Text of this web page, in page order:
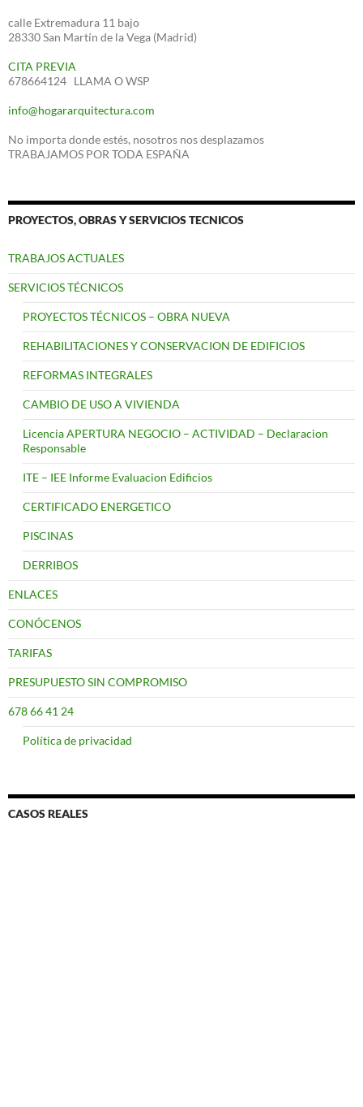
calle Extremadura 11 bajo
28330 San Martín de la Vega (Madrid)
CITA PREVIA
678664124 LLAMA O WSP
info@hogararquitectura.com
No importa donde estés, nosotros nos desplazamos
TRABAJAMOS POR TODA ESPAÑA
PROYECTOS, OBRAS Y SERVICIOS TECNICOS
TRABAJOS ACTUALES
SERVICIOS TÉCNICOS
PROYECTOS TÉCNICOS – OBRA NUEVA
REHABILITACIONES Y CONSERVACION DE EDIFICIOS
REFORMAS INTEGRALES
CAMBIO DE USO A VIVIENDA
Licencia APERTURA NEGOCIO – ACTIVIDAD – Declaracion
Responsable
ITE – IEE Informe Evaluacion Edificios
CERTIFICADO ENERGETICO
PISCINAS
DERRIBOS
ENLACES
CONÓCENOS
TARIFAS
PRESUPUESTO SIN COMPROMISO
678 66 41 24
Política de privacidad
CASOS REALES